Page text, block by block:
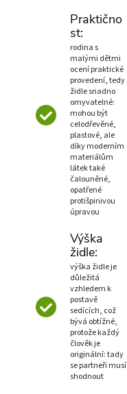
Praktično
st:
rodina s
malými dětmi
ocení praktické
provedení, tedy
židle snadno
omyvatelné:
mohou být
celodřevěné,
plastové, ale
díky moderním
materiálům
látek také
čalouněné,
opatřené
protišpinivou
úpravou
Výška
židle:
výška židle je
důležitá
vzhledem k
postavě
sedících, což
bývá obtížné,
protože každý
člověk je
originální: tady
se partneři musí
shodnout